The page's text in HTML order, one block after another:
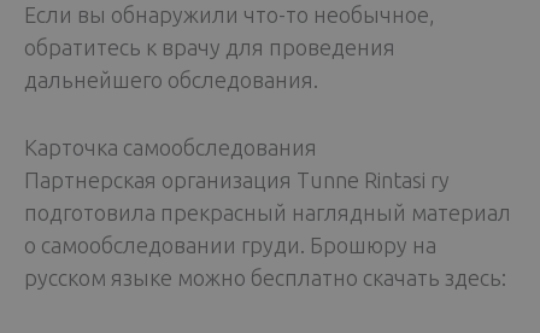
Если вы обнаружили что-то необычное,
обратитесь к врачу для проведения
дальнейшего обследования.
Карточка самообследования
Партнерская организация Tunne Rintasi ry
подготовила прекрасный наглядный материал
о самообследовании груди. Брошюру на
русском языке можно бесплатно скачать здесь: